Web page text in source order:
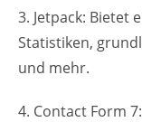
3. Jetpack: Bietet
Statistiken,
und mehr.
4. Contact Form